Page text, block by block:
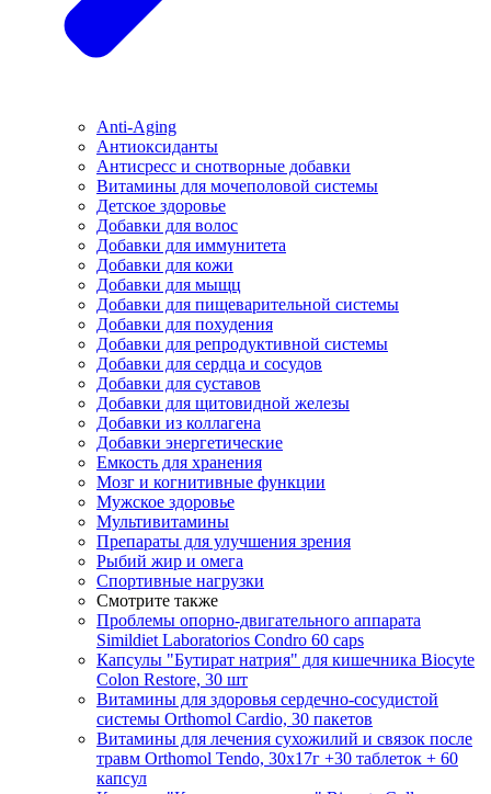
Anti-Aging
Антиоксиданты
Антисресс и снотворные добавки
Витамины для мочеполовой системы
Детское здоровье
Добавки для волос
Добавки для иммунитета
Добавки для кожи
Добавки для мыщц
Добавки для пищеварительной системы
Добавки для похудения
Добавки для репродуктивной системы
Добавки для сердца и сосудов
Добавки для суставов
Добавки для щитовидной железы
Добавки из коллагена
Добавки энергетические
Емкость для хранения
Мозг и когнитивные функции
Мужское здоровье
Мультивитамины
Препараты для улучшения зрения
Рыбий жир и омега
Спортивные нагрузки
Смотрите также
Проблемы опорно-двигательного аппарата
Simildiet Laboratorios Condro 60 caps
Капсулы "Бутират натрия" для кишечника Biocyte
Colon Restore, 30 шт
Витамины для здоровья сердечно-сосудистой
системы Orthomol Cardio, 30 пакетов
Витамины для лечения сухожилий и связок после
травм Orthomol Tendo, 30х17г +30 таблеток + 60
капсул